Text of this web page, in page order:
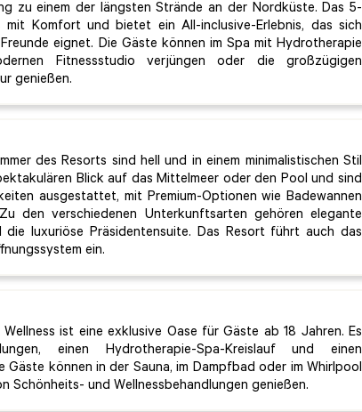
zu einem der längsten Strände an der Nordküste. Das 5-
mit Komfort und bietet ein All-inclusive-Erlebnis, das sich
eignet. Die Gäste können im Spa mit Hydrotherapie
Fitnessstudio verjüngen oder die großzügigen
genießen.
des Resorts sind hell und in einem minimalistischen Stil
Blick auf das Mittelmeer oder den Pool und sind
ausgestattet, mit Premium-Optionen wie Badewannen
den verschiedenen Unterkunftsarten gehören elegante
die luxuriöse Präsidentensuite. Das Resort führt auch das
ein.
ist eine exklusive Oase für Gäste ab 18 Jahren. Es
einen Hydrotherapie-Spa-Kreislauf und einen
Gäste können in der Sauna, im Dampfbad oder im Whirlpool
Schönheits- und Wellnessbehandlungen genießen.